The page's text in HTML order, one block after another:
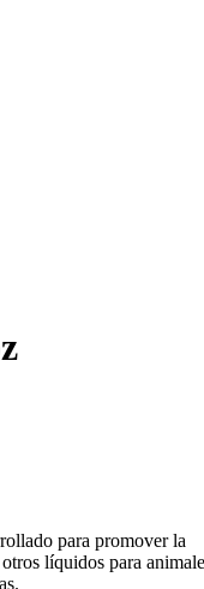
para promover la
líquidos para